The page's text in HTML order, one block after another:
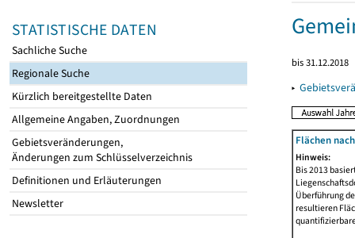
STATISTISCHE DATEN
Sachliche Suche
Regionale Suche
Kürzlich bereitgestellte Daten
Allgemeine Angaben, Zuordnungen
Gebietsveränderungen,
Änderungen zum Schlüsselverzeichnis
Definitionen und Erläuterungen
Newsletter
bis 31.12.2018
▸
Flächen
Hinweis:
Bis 2013
Überführung
resultieren